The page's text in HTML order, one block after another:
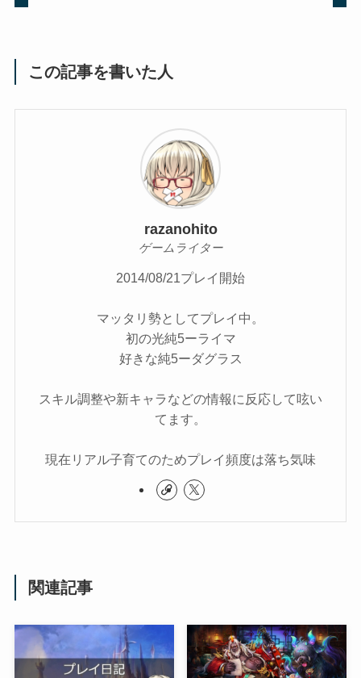
この記事を書いた人
razanohito
ゲームライター
2014/08/21プレイ開始
マッタリ勢としてプレイ中。
初の光純5ーライマ
好きな純5ーダグラス
スキル調整や新キャラなどの情報に反応して呟い
てます。
現在リアル子育てのためプレイ頻度は落ち気味
関連記事